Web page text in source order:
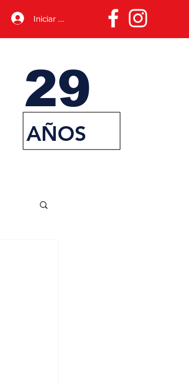
Iniciar sesión
29
AÑOS